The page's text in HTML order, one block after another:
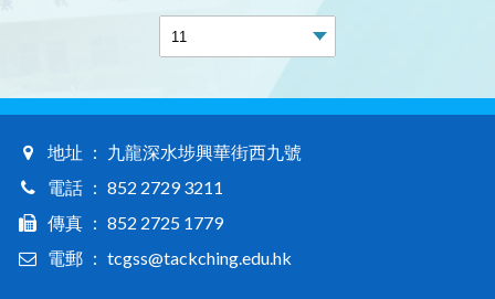
地址 ： 九龍深水埗興華街西九號
電話 ： 852 2729 3211
傳真 ： 852 2725 1779
電郵 ： tcgss@tackching.edu.hk